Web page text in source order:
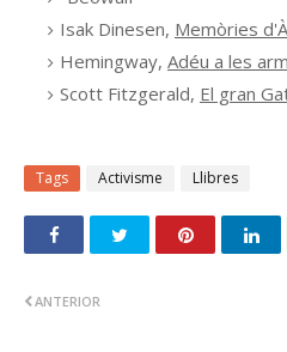
Isak Dinesen, Memòries
Hemingway, Adéu a les
Scott Fitzgerald, El gran
Tags Activisme Llibres
ANTERIOR